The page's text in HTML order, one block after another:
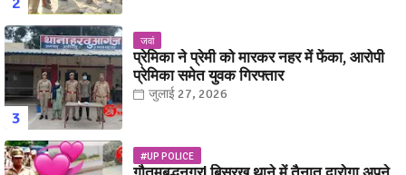
जवां
प्रेमिका ने प्रेमी को मारकर नहर में फेंका, आरोपी
प्रेमिका समेत युवक गिरफ्तार
जुलाई 27, 2026
#UP POLICE